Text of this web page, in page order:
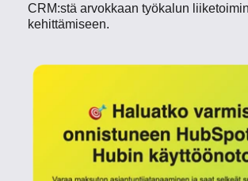
CRM:stä arvokkaan työkalun
kehittämiseen.